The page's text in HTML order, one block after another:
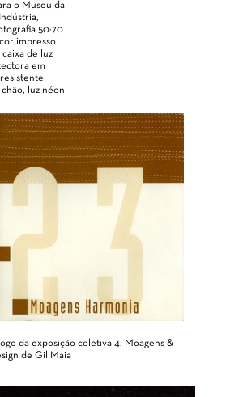
o Museu da
50×70
impresso
de luz
em
luz néon
da exposição coletiva 4. Moagens &
de Gil Maia